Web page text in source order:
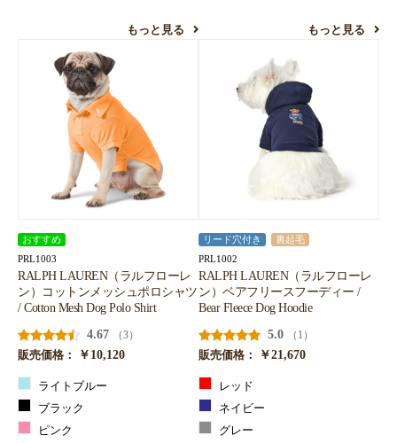
もっと見る もっと見る
おすすめ
PRL1003
RALPH LAUREN（ラルフローレ
ン）コットンメッシュポロシャツ
/ Cotton Mesh Dog Polo Shirt
4.67
（3）
販売価格：
￥10,120
ライトブルー
ブラック
ピンク
リード穴付き 裏起毛
PRL1002
RALPH LAUREN（ラルフローレ
ン）ベアフリースフーディー /
Bear Fleece Dog Hoodie
5.0
（1）
販売価格：
￥21,670
レッド
ネイビー
グレー